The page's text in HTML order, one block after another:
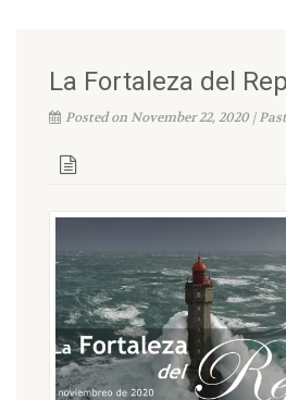
La Fortaleza del
Posted on November 22, 2020 |